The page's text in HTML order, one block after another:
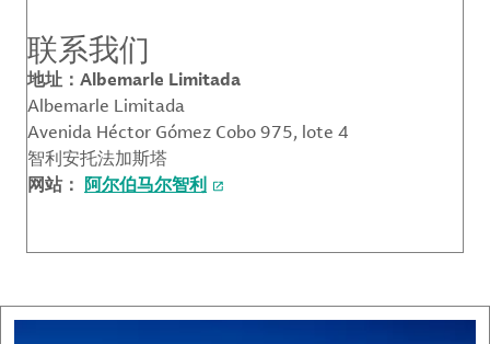
联系我们
地址：Albemarle Limitada
Albemarle Limitada
Avenida Héctor Gómez Cobo 975, lote 4
智利安托法加斯塔
网站： 阿尔伯马尔智利